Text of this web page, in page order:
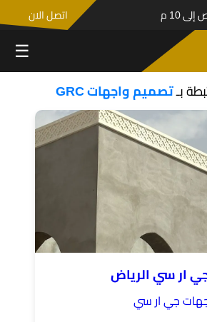
اتصل الان
☰
بـتصميم واجهات GRC
ار سي الرياض
جي ار سي